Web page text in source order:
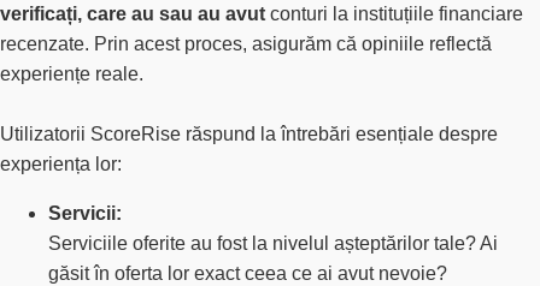
verificați, care au sau au avut conturi la instituțiile financiare
recenzate. Prin acest proces, asigurăm că opiniile reflectă
experiențe reale.
Utilizatorii ScoreRise răspund la întrebări esențiale despre
experiența lor:
Servicii:
Serviciile oferite au fost la nivelul așteptărilor tale? Ai
găsit în oferta lor exact ceea ce ai avut nevoie?